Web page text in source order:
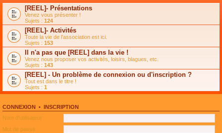
s
s
a
g
e
n
o
n
l
u
l
e
p
l
u
s
é
c
e
n
t
l
e
m
e
s
s
a
g
e
n
o
n
l
u
l
e
l
u
s
é
l
t
e
r
l
e
m
e
s
s
a
g
e
n
o
n
u
l
e
l
[REEL]- Présentations
Venez vous présenter !
Sujets : 124
[REEL]- Activités
Toute la vie de l'association est ici.
Sujets : 153
Il n'a pas que [REEL] dans la vie !
Venez nous proposer vos activités, loisirs, blagues, etc.
Sujets : 143
[REEL] - Un problème de connexion ou d'inscription ?
Tout est dans le titre !
Sujets : 1
CONNEXION • INSCRIPTION
Nom d’utilisateur :
Mot de passe :